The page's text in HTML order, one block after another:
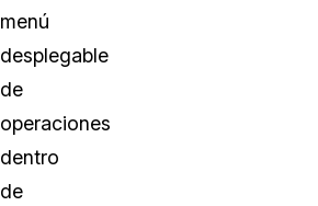
menú
desplegable
de
operaciones
dentro
de